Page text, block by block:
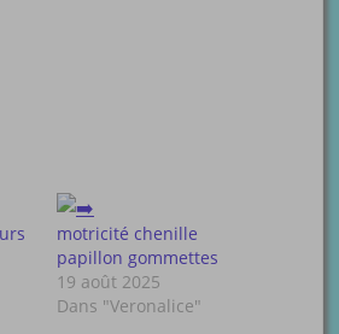
motricité chenille
papillon gommettes
19 août 2025
Dans "Veronalice"